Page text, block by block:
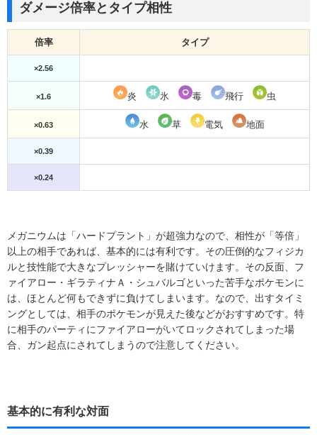
ダメージ倍率とタイプ相性
倍率 タイプ
×2.56
×1.6 炎 氷 毒 飛行 虫
×0.63 水 草 電気 地面
×0.39
×0.24
メガニウムは「ハードプラント」が超強力なので、相性が「等倍」
以上の相手であれば、基本的には有利です。その圧倒的なフィジカ
ルと技性能で大きなプレッシャーを賭けていけます。その反面、フ
ァイアロー・ギラティナＡ・シュバルゴといった苦手なポケモンに
は、ほとんど何もできずに負けてしまいます。なので、出すタイミ
ングとしては、相手のポケモンが見えた後などがおすすめです。特
に相手のパーティにファイアローがいてロックされてしまった場
合、ガン起点にされてしまうので注意してください。
基本的に有利な対面